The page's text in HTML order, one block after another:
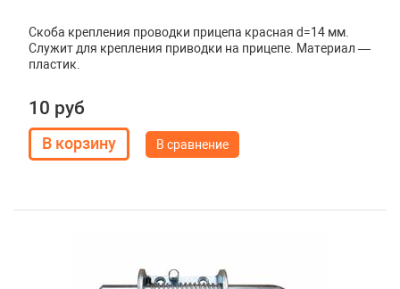
Скоба крепления проводки прицепа красная d=14 мм.
Служит для крепления приводки на прицепе. Материал —
пластик.
10 руб
В сравнение